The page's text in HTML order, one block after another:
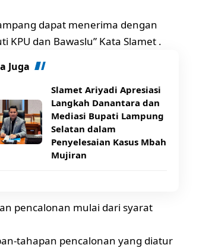
dapat menerima dengan
dan Bawaslu” Kata Slamet .
Juga
Slamet Ariyadi Apresiasi
Langkah Danantara dan
Mediasi Bupati Lampung
Selatan dalam
Penyelesaian Kasus Mbah
Mujiran
pencalonan mulai dari syarat
tahapan pencalonan yang diatur